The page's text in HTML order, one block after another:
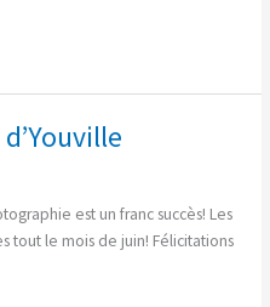
est un franc succès! Les
tout le mois de juin! Félicitations